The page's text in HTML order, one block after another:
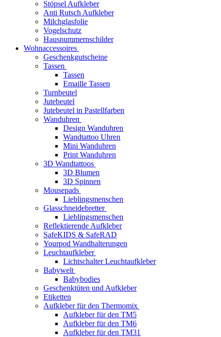
Stöpsel Aufkleber
Anti Rutsch Aufkleber
Milchglasfolie
Vogelschutz
Hausnummernschilder
Wohnaccessoires
Geschenkgutscheine
Tassen
Tassen
Emaille Tassen
Turnbeutel
Jutebeutel
Jutebeutel in Pastellfarben
Wanduhren
Design Wanduhren
Wandtattoo Uhren
Mini Wanduhren
Print Wanduhren
3D Wandtattoos
3D Blumen
3D Spinnen
Mousepads
Lieblingsmenschen
Glasschneidebretter
Lieblingsmenschen
Reflektierende Aufkleber
SafeKIDS & SafeRAD
Yourpod Wandhalterungen
Leuchtaufkleber
Lichtschalter Leuchtaufkleber
Babywelt
Babybodies
Geschenktüten und Aufkleber
Etiketten
Aufkleber für den Thermomix
Aufkleber für den TM5
Aufkleber für den TM6
Aufkleber für den TM31